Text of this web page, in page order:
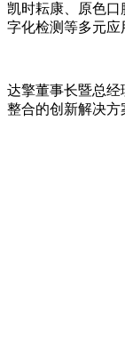
凯时耘康、原色
字化检测等多元应
达擎董事长暨总
整合的创新解决